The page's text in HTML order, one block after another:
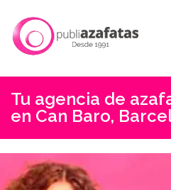
Tu agencia de
en Can Baro,